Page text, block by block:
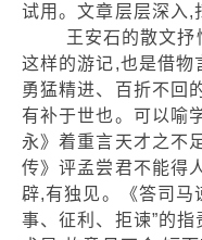
试用。文章层层深入,
王安石的散文抒情
这样的游记,也是借物
勇猛精进、百折不回
有补于世也。可以喻
永》着重言天才之不
传》评孟尝君不能得
辟,有独见。《答司马
事、征利、拒谏”的